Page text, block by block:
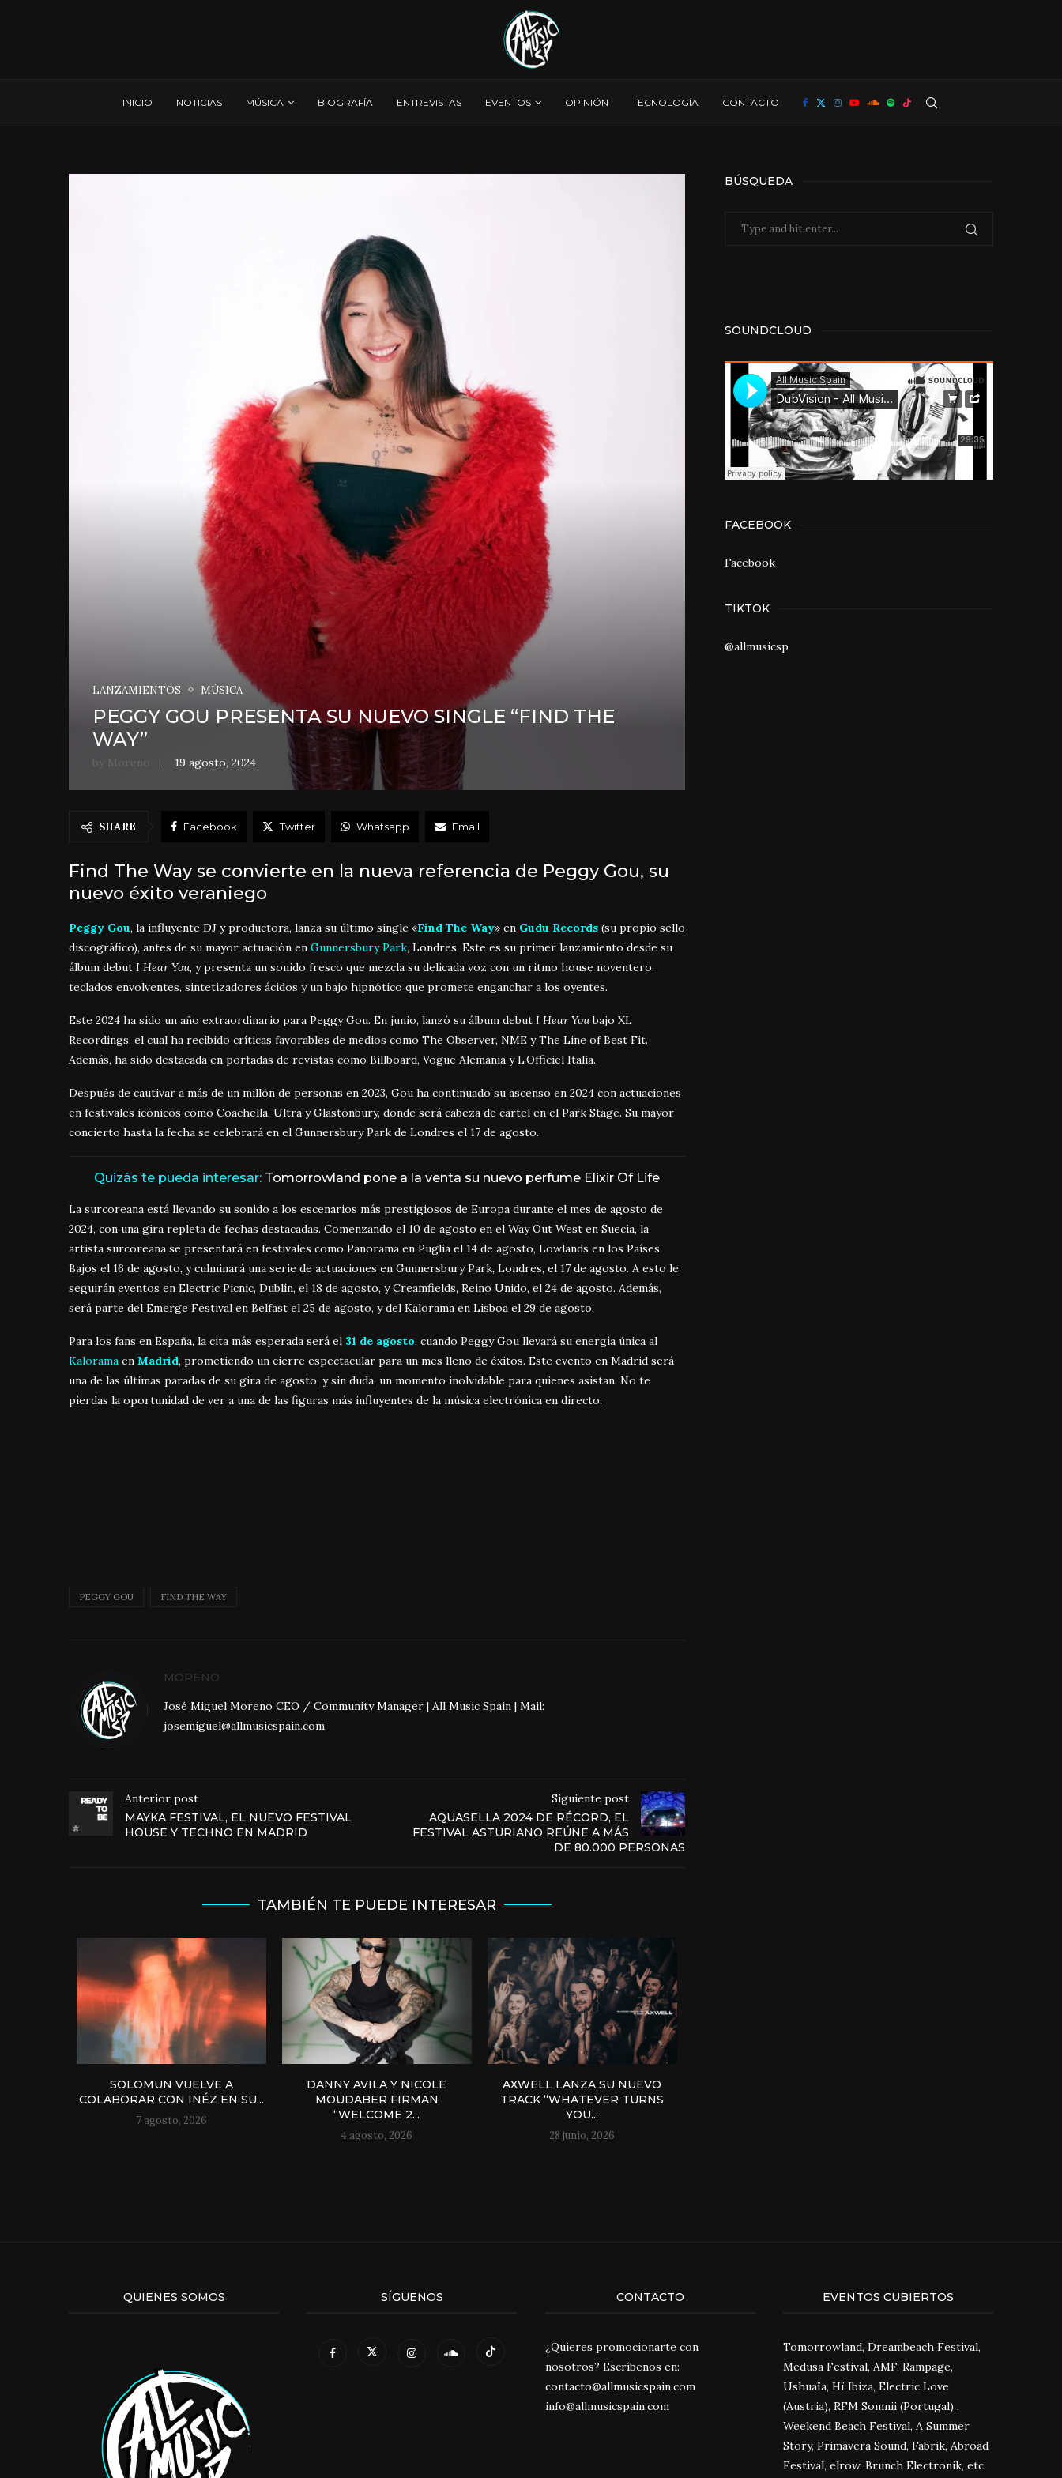
INICIO NOTICIAS MÚSICA BIOGRAFÍA ENTREVISTAS EVENTOS OPINIÓN TECNOLOGÍA CONTACTO
LANZAMIENTOS MÚSICA
PEGGY GOU PRESENTA SU NUEVO SINGLE “FIND THE
WAY”
by Moreno 19 agosto, 2024
SHARE Facebook Twitter Whatsapp Email
Find The Way se convierte en la nueva referencia de Peggy Gou, su
nuevo éxito veraniego
Peggy Gou, la influyente DJ y productora, lanza su último single «Find The Way» en Gudu Records (su propio sello
discográfico), antes de su mayor actuación en Gunnersbury Park, Londres. Este es su primer lanzamiento desde su
álbum debut I Hear You, y presenta un sonido fresco que mezcla su delicada voz con un ritmo house noventero,
teclados envolventes, sintetizadores ácidos y un bajo hipnótico que promete enganchar a los oyentes.
Este 2024 ha sido un año extraordinario para Peggy Gou. En junio, lanzó su álbum debut I Hear Youbajo XL
Recordings, el cual ha recibido críticas favorables de medios como The Observer, NME y The Line of Best Fit.
Además, ha sido destacada en portadas de revistas como Billboard, Vogue Alemania y L’Officiel Italia.
Después de cautivar a más de un millón de personas en 2023, Gou ha continuado su ascenso en 2024 con actuaciones
en festivales icónicos como Coachella, Ultra y Glastonbury, donde será cabeza de cartel en el Park Stage. Su mayor
concierto hasta la fecha se celebrará en el Gunnersbury Park de Londres el 17 de agosto.
Quizás te pueda interesar:Tomorrowland pone a la venta su nuevo perfume Elixir Of Life
La surcoreana está llevando su sonido a los escenarios más prestigiosos de Europa durante el mes de agosto de
2024, con una gira repleta de fechas destacadas. Comenzando el 10 de agosto en el Way Out West en Suecia, la
artista surcoreana se presentará en festivales como Panorama en Puglia el 14 de agosto, Lowlands en los Países
Bajos el 16 de agosto, y culminará una serie de actuaciones en Gunnersbury Park, Londres, el 17 de agosto. A esto le
seguirán eventos en Electric Picnic, Dublín, el 18 de agosto, y Creamfields, Reino Unido, el 24 de agosto. Además,
será parte del Emerge Festival en Belfast el 25 de agosto, y del Kalorama en Lisboa el 29 de agosto.
Para los fans en España, la cita más esperada será el 31 de agosto, cuando Peggy Gou llevará su energía única al
Kalorama en Madrid, prometiendo un cierre espectacular para un mes lleno de éxitos. Este evento en Madrid será
una de las últimas paradas de su gira de agosto, y sin duda, un momento inolvidable para quienes asistan. No te
pierdas la oportunidad de ver a una de las figuras más influyentes de la música electrónica en directo.
PEGGY GOU FIND THE WAY
MORENO
José Miguel Moreno CEO / Community Manager | All Music Spain | Mail:
josemiguel@allmusicspain.com
Anterior post
MAYKA FESTIVAL, EL NUEVO FESTIVAL
HOUSE Y TECHNO EN MADRID
Siguiente post
AQUASELLA 2024 DE RÉCORD, EL
FESTIVAL ASTURIANO REÚNE A MÁS
DE 80.000 PERSONAS
TAMBIÉN TE PUEDE INTERESAR
SOLOMUN VUELVE A
COLABORAR CON INÉZ EN SU...
7 agosto, 2026
DANNY AVILA Y NICOLE
MOUDABER FIRMAN
“WELCOME 2...
4 agosto, 2026
AXWELL LANZA SU NUEVO
TRACK “WHATEVER TURNS
YOU...
28 junio, 2026
BÚSQUEDA
SOUNDCLOUD
FACEBOOK
Facebook
TIKTOK
@allmusicsp
QUIENES SOMOS SÍGUENOS CONTACTO
¿Quieres promocionarte con
nosotros? Escríbenos en:
contacto@allmusicspain.com
info@allmusicspain.com
EVENTOS CUBIERTOS
Tomorrowland, Dreambeach Festival,
Medusa Festival, AMF, Rampage,
Ushuaïa, Hï Ibiza, Electric Love
(Austria), RFM Somnii (Portugal) ,
Weekend Beach Festival, A Summer
Story, Primavera Sound, Fabrik, Abroad
Festival, elrow, Brunch Electronik, etc